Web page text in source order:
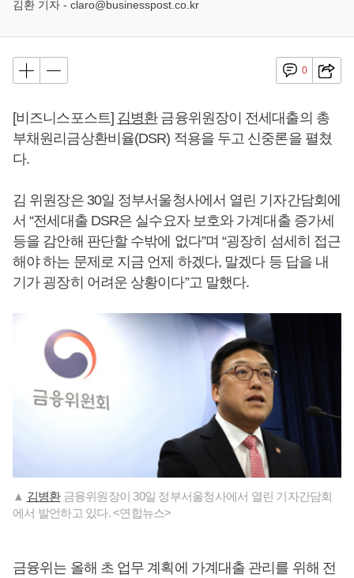
김환 기자 - claro@businesspost.co.kr
0
[비즈니스포스트] 김병환금융위원장이 전세대출의 총
부채원리금상환비율(DSR) 적용을 두고 신중론을 펼쳤
다.
김 위원장은 30일 정부서울청사에서 열린 기자간담회에
서 “전세대출 DSR은 실수요자 보호와 가계대출 증가세
등을 감안해 판단할 수밖에 없다”며 “굉장히 섬세히 접근
해야 하는 문제로 지금 언제 하겠다, 말겠다 등 답을 내
기가 굉장히 어려운 상황이다”고 말했다.
▲ 김병환금융위원장이 30일 정부서울청사에서 열린 기자간담회
에서 발언하고 있다. <연합뉴스>
금융위는 올해 초 업무 계획에 가계대출 관리를 위해 전